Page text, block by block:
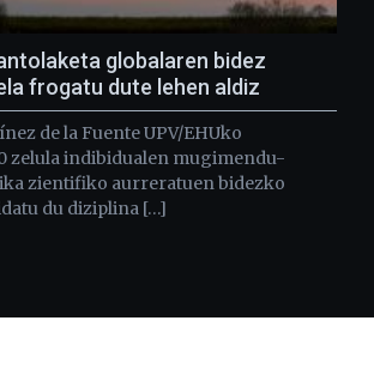
globalaren bidez
frogatu dute lehen aldiz
de la Fuente UPV/EHUko
zelula indibidualen mugimendu-
zientifiko aurreratuen bidezko
du diziplina […]